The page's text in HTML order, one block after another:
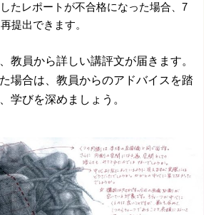
たレポートが不合格になった場合、7
提出できます。
教員から詳しい講評文が届きます。
場合は、教員からのアドバイスを踏
学びを深めましょう。